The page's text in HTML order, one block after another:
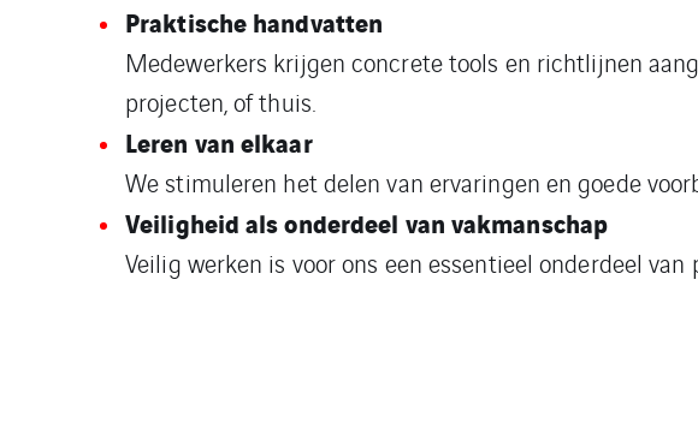
Praktische handvatten
Medewerkers krijgen concrete tools en richtlijnen
projecten, of thuis.
Leren van elkaar
We stimuleren het delen van ervaringen en goede
Veiligheid als onderdeel van vakmanschap
Veilig werken is voor ons een essentieel onderdeel